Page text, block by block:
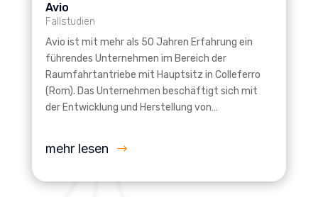
Avio
Fallstudien
Avio ist mit mehr als 50 Jahren Erfahrung ein
führendes Unternehmen im Bereich der
Raumfahrtantriebe mit Hauptsitz in Colleferro
(Rom). Das Unternehmen beschäftigt sich mit
der Entwicklung und Herstellung von…
mehr lesen